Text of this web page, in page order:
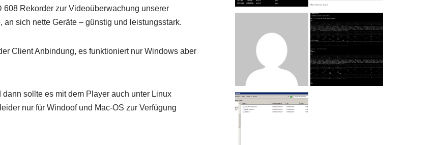
608 Rekorder zur Videoüberwachung unserer
an sich nette Geräte – günstig und leistungsstark.
Client Anbindung, es funktioniert nur Windows aber
sollte es mit dem Player auch unter Linux
nur für Windoof und Mac-OS zur Verfügung